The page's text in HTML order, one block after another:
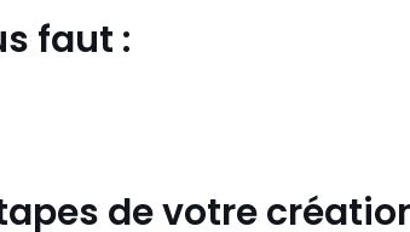
faut :
de votre